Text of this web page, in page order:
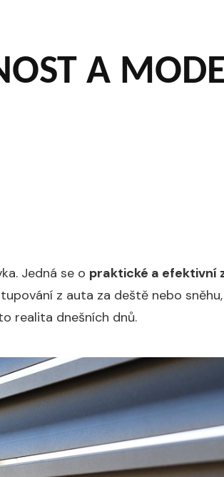
A
Jedná se o praktické a efektivní
z auta za deště nebo
realita dnešních dnů.